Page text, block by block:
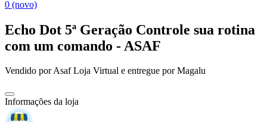
0 (novo)
Echo Dot 5ª Geração Controle sua rotina
com um comando - ASAF
Vendido porAsaf Loja Virtual e entregue por Magalu
Informações da loja